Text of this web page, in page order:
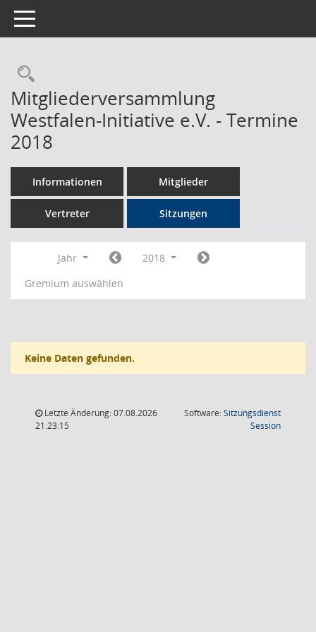
Toggle navigation
Rechercheauswahl
Mitgliederversammlung
Westfalen-Initiative e.V. - Termine
2018
Informationen Mitglieder
Vertreter Sitzungen
Jahr
2018
Gremium auswählen
Keine Daten gefunden.
Letzte Änderung: 07.08.2026
21:23:15
Software:Sitzungsdienst
Session(Wird in